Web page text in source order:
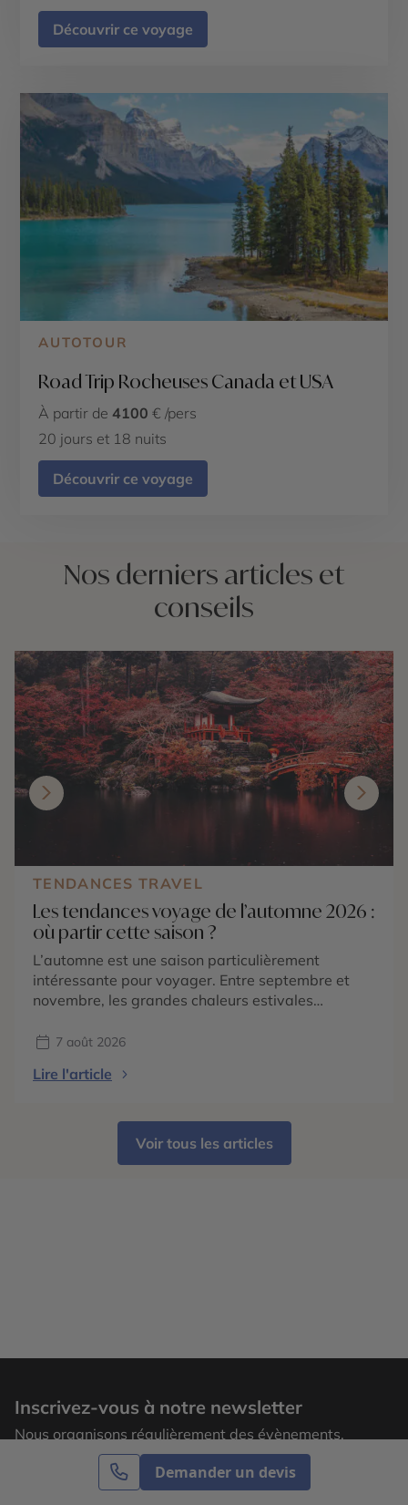
Demander un devis
Découvrir ce voyage
AUTOTOUR
Road Trip Rocheuses Canada et USA
À partir de 4100 € /pers
20 jours et 18 nuits
Découvrir ce voyage
Nos derniers articles et
conseils
TENDANCES TRAVEL
Les tendances voyage de l’automne 2026 :
où partir cette saison ?
L’automne est une saison particulièrement
intéressante pour voyager. Entre septembre et
novembre, les grandes chaleurs estivales
monde, les paysages changent de couleurs et
différente. En 2026, les tendances voyage
une expérience liée à la saison : […]
7 août 2026
Lire l'article
Voir tous les articles
Inscrivez-vous à notre newsletter
Nous organisons régulièrement des évènements,
laissez votre adresse email pour recevoir nos